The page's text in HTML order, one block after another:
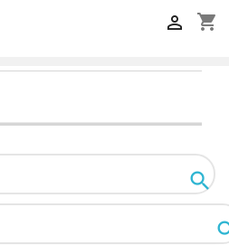
shopping_cart

